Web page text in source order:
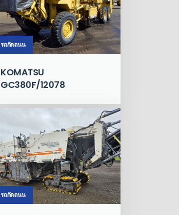
รถกัดถนน
KOMATSU
GC380F/12078
รถกัดถนน